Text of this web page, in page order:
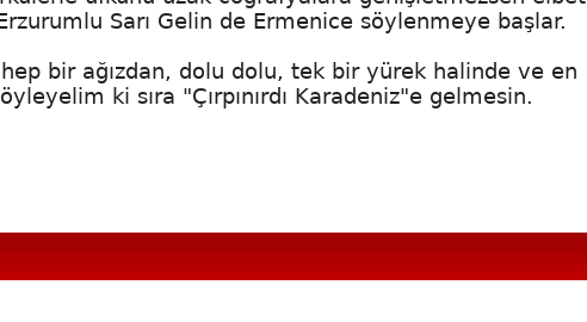
Sarı Gelin de Ermenice söylenmeye başlar.
hep bir ağızdan, dolu dolu, tek bir yürek halinde ve en
ki sıra "Çırpınırdı Karadeniz"e gelmesin.